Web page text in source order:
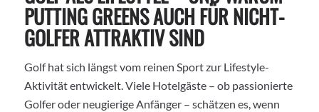
PUTTING GREENS AUCH FÜR NICHT-
GOLFER ATTRAKTIV SIND
Golf hat sich längst vom reinen Sport zur Lifestyle-
Aktivität entwickelt. Viele Hotelgäste – ob passionierte
Golfer oder neugierige Anfänger – schätzen es, wenn